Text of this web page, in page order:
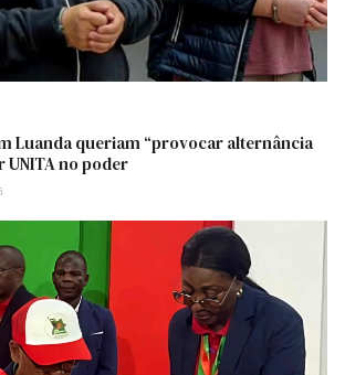
Luanda queriam “provocar alternância
UNITA no poder